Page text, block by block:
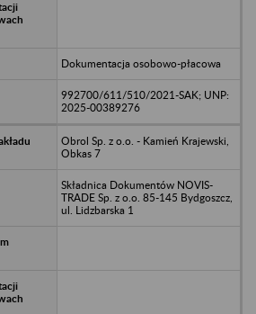
Dokumentacja osobowo-płacowa
992700/611/510/2021-SAK; UNP:
2025-00389276
Obrol Sp. z o.o. - Kamień Krajewski,
Obkas 7
Składnica Dokumentów NOVIS-
TRADE Sp. z o.o. 85-145 Bydgoszcz,
ul. Lidzbarska 1